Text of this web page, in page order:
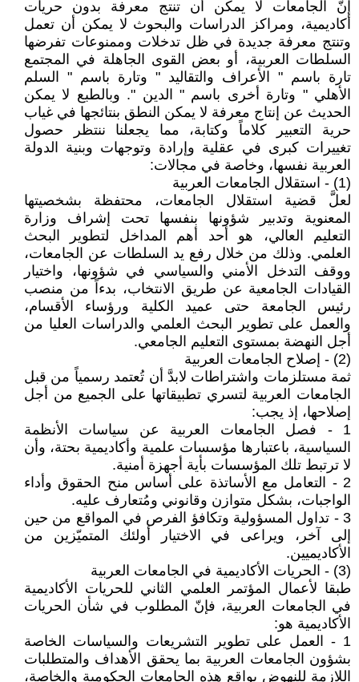
إنّ الجامعات لا يمكن أن تنتج معرفة بدون حريات
أكاديمية، ومراكز الدراسات والبحوث لا يمكن أن تعمل
وتنتج معرفة جديدة في ظل تدخلات وممنوعات تفرضها
السلطات العربية، أو بعض القوى الجاهلة في المجتمع
تارة باسم " الأعراف والتقاليد " وتارة باسم " السلم
الأهلي " وتارة أخرى باسم " الدين ". وبالطبع لا يمكن
الحديث عن إنتاج معرفة لا يمكن النطق بنتائجها في غياب
حرية التعبير كلاماً وكتابة، مما يجعلنا ننتظر حصول
تغييرات كبرى في عقلية وإرادة وتوجهات وبنية الدولة
العربية نفسها، وخاصة في مجالات:
(1) - استقلال الجامعات العربية
لعلَّ قضية استقلال الجامعات، محتفظة بشخصيتها
المعنوية وتدبير شؤونها بنفسها تحت إشراف وزارة
التعليم العالي، هو أحد أهم المداخل لتطوير البحث
العلمي. وذلك من خلال رفع يد السلطات عن الجامعات،
ووقف التدخل الأمني والسياسي في شؤونها، واختيار
القيادات الجامعية عن طريق الانتخاب، بدءاً من منصب
رئيس الجامعة حتى عميد الكلية ورؤساء الأقسام،
والعمل على تطوير البحث العلمي والدراسات العليا من
أجل النهضة بمستوى التعليم الجامعي.
(2) - إصلاح الجامعات العربية
ثمة مستلزمات واشتراطات لابدَّ أن تُعتمد رسمياً من قبل
الجامعات العربية لتسري تطبيقاتها على الجميع من أجل
إصلاحها، إذ يجب:
1 - فصل الجامعات العربية عن سياسات الأنظمة
السياسية، باعتبارها مؤسسات علمية وأكاديمية بحتة، وأن
لا ترتبط تلك المؤسسات بأية أجهزة أمنية.
2 - التعامل مع الأساتذة على أساس منح الحقوق وأداء
الواجبات، بشكل متوازن وقانوني ومُتعارف عليه.
3 - تداول المسؤولية وتكافؤ الفرص في المواقع من حين
إلى آخر، ويراعى في الاختيار أولئك المتميّزين من
الأكاديميين.
(3) - الحريات الأكاديمية في الجامعات العربية
طبقا لأعمال المؤتمر العلمي الثاني للحريات الأكاديمية
في الجامعات العربية، فإنّ المطلوب في شأن الحريات
الأكاديمية هو:
1 - العمل على تطوير التشريعات والسياسات الخاصة
بشؤون الجامعات العربية بما يحقق الأهداف والمتطلبات
اللازمة للنهوض بواقع هذه الجامعات الحكومية والخاصة،